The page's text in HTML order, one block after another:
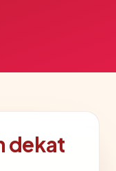
dekat